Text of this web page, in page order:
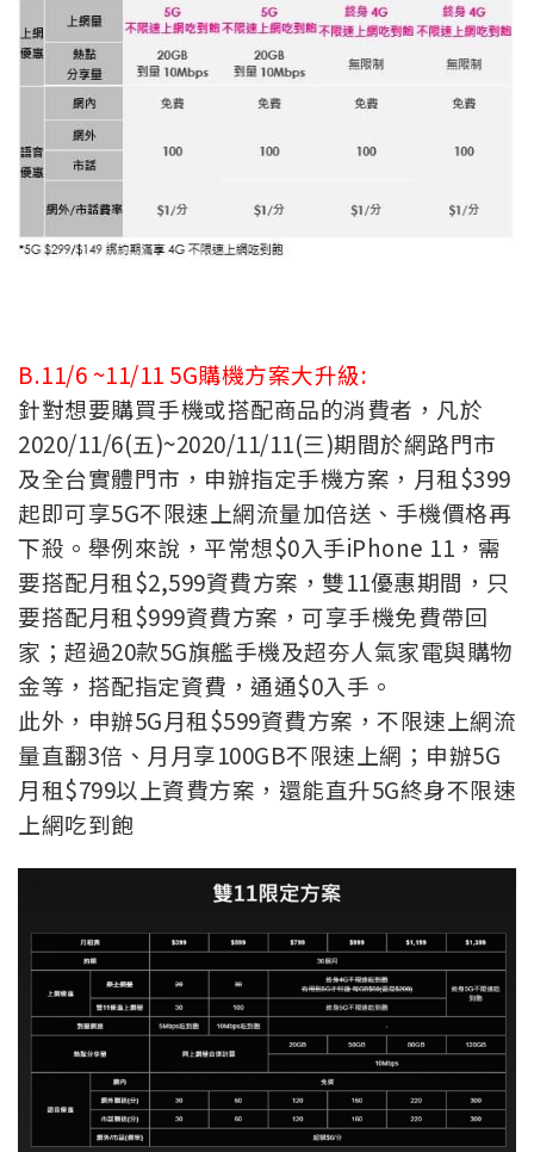
B.11/6 ~11/11 5G購機方案大升級:
針對想要購買手機或搭配商品的消費者，凡於
2020/11/6(五)~2020/11/11(三)期間於網路門市
及全台實體門市，申辦指定手機方案，月租$399
起即可享5G不限速上網流量加倍送、手機價格再
下殺。舉例來說，平常想$0入手iPhone 11，需
要搭配月租$2,599資費方案，雙11優惠期間，只
要搭配月租$999資費方案，可享手機免費帶回
家；超過20款5G旗艦手機及超夯人氣家電與購物
金等，搭配指定資費，通通$0入手。
此外，申辦5G月租$599資費方案，不限速上網流
量直翻3倍、月月享100GB不限速上網；申辦5G
月租$799以上資費方案，還能直升5G終身不限速
上網吃到飽